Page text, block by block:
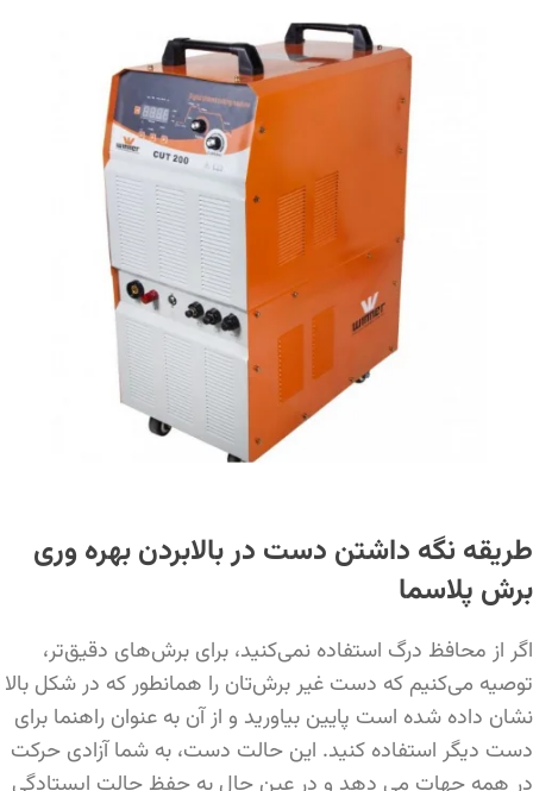
طریقه نگه داشتن دست در بالابردن بهره وری
برش پلاسما
اگر از محافظ درگ استفاده نمی‌کنید، برای برش‌های دقیق‌تر،
توصیه می‌کنیم که دست غیر برش‌تان را همانطور که در شکل بالا
نشان داده شده است پایین بیاورید و از آن به عنوان راهنما برای
دست دیگر استفاده کنید. این حالت دست، به شما آزادی حرکت